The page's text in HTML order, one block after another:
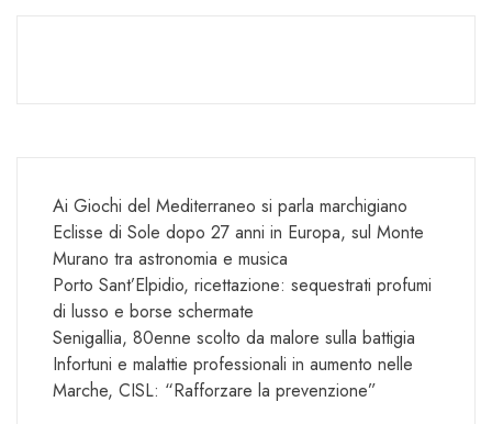
Ai Giochi del Mediterraneo si parla marchigiano
Eclisse di Sole dopo 27 anni in Europa, sul Monte
Murano tra astronomia e musica
Porto Sant’Elpidio, ricettazione: sequestrati profumi
di lusso e borse schermate
Senigallia, 80enne scolto da malore sulla battigia
Infortuni e malattie professionali in aumento nelle
Marche, CISL: “Rafforzare la prevenzione”